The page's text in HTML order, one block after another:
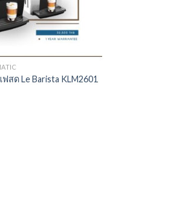
สด Le Barista KLM2601